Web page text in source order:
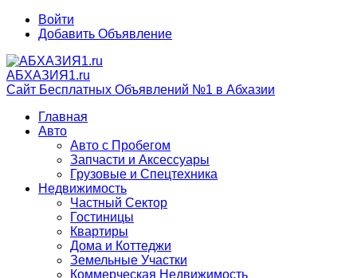
Войти
Добавить Объявление
АБХАЗИЯ1.ru
Сайт Бесплатных Объявлений №1 в Абхазии
Главная
Авто
Авто с Пробегом
Запчасти и Аксессуары
Грузовые и Спецтехника
Недвижимость
Частный Сектор
Гостиницы
Квартиры
Дома и Коттеджи
Земельные Участки
Коммерческая Недвижимость